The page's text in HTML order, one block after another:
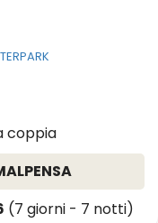
coppia
(7 giorni - 7 notti)